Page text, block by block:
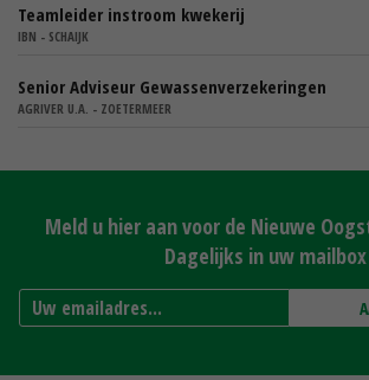
Teamleider instroom kwekerij
IBN - SCHAIJK
Senior Adviseur Gewassenverzekeringen
AGRIVER U.A. - ZOETERMEER
Meld u hier aan voor de Nieuwe
Dagelijks in uw mailbox